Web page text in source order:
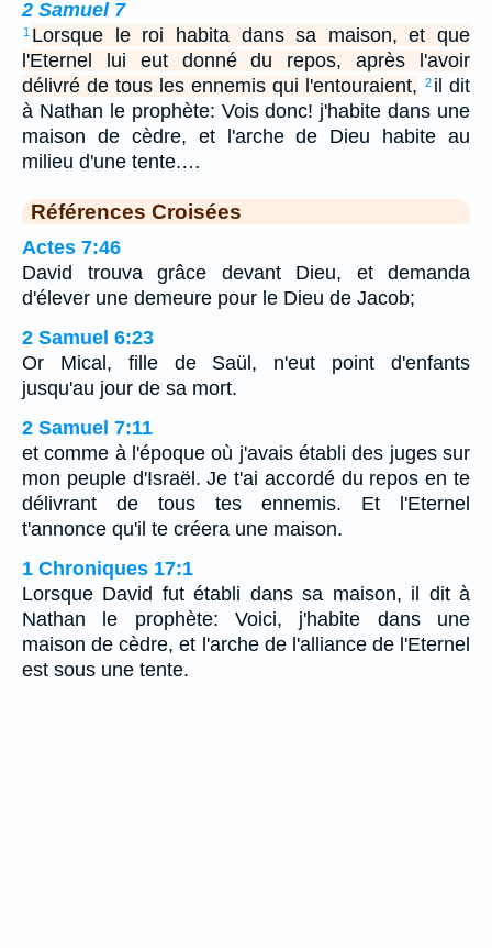
2 Samuel 7
1 Lorsque le roi habita dans sa maison, et que
l'Eternel lui eut donné du repos, après l'avoir
délivré de tous les ennemis qui l'entouraient,
2 il dit
à Nathan le prophète: Vois donc! j'habite dans une
maison de cèdre, et l'arche de Dieu habite au
milieu d'une tente.…
Références Croisées
Actes 7:46
David trouva grâce devant Dieu, et demanda
d'élever une demeure pour le Dieu de Jacob;
2 Samuel 6:23
Or Mical, fille de Saül, n'eut point d'enfants
jusqu'au jour de sa mort.
2 Samuel 7:11
et comme à l'époque où j'avais établi des juges sur
mon peuple d'Israël. Je t'ai accordé du repos en te
délivrant de tous tes ennemis. Et l'Eternel
t'annonce qu'il te créera une maison.
1 Chroniques 17:1
Lorsque David fut établi dans sa maison, il dit à
Nathan le prophète: Voici, j'habite dans une
maison de cèdre, et l'arche de l'alliance de l'Eternel
est sous une tente.